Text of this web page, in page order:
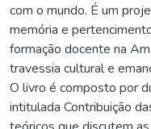
com o mundo. É um
memória e
formação docente na
travessia cultural e
O livro é composto por
intitulada Contribuição